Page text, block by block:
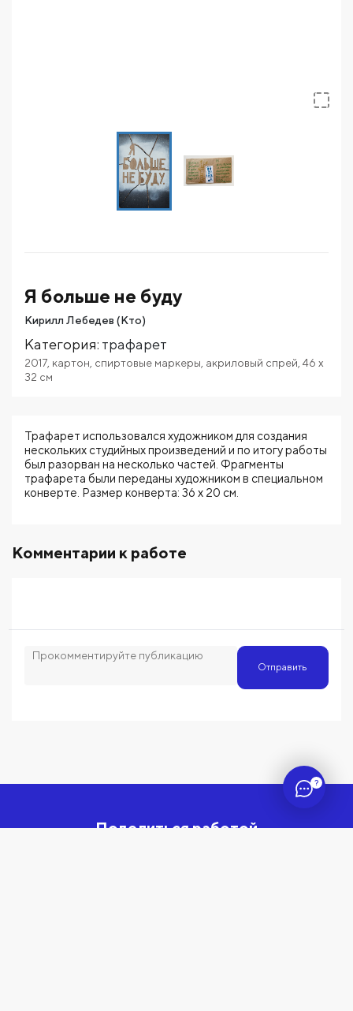
?
Я больше не буду
Кирилл Лебедев (Кто)
Категория: трафарет
2017 картон спиртовые маркеры акриловый спрей 46 x
32 см
Трафарет использовался художником для создания
нескольких студийных произведений и по итогу работы
был разорван на несколько частей. Фрагменты
трафарета были переданы художником в специальном
конверте. Размер конверта: 36 х 20 см.
Комментарии к работе
Отправить
Поделиться работой